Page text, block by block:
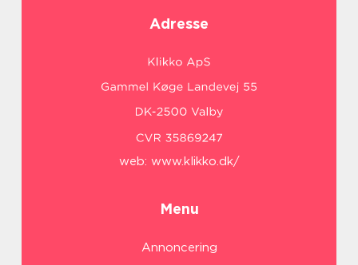
Adresse
web: www.klikko.dk/
Menu
Annoncering